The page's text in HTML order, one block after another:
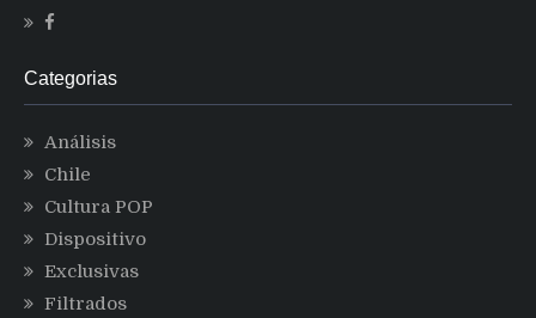
Categorias
Análisis
Chile
Cultura POP
Dispositivo
Exclusivas
Filtrados